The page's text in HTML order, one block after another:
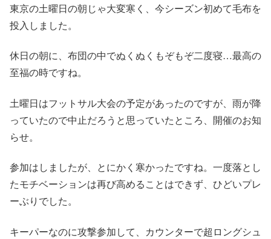
東京の土曜日の朝じゃ大変寒く、今シーズン初めて毛布を
投入しました。
休日の朝に、布団の中でぬくぬくもぞもぞ二度寝…最高の
至福の時ですね。
土曜日はフットサル大会の予定があったのですが、雨が降
っていたので中止だろうと思っていたところ、開催のお知
らせ。
参加はしましたが、とにかく寒かったですね。一度落とし
たモチベーションは再び高めることはできず、ひどいプレ
ーぶりでした。
キーパーなのに攻撃参加して、カウンターで超ロングシュ